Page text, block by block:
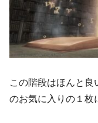
この階段はほんと良
のお気に入りの１枚